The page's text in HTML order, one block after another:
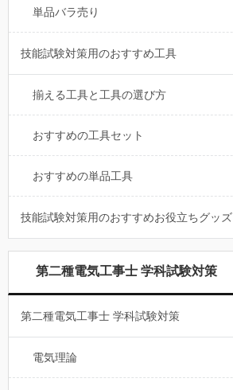
単品バラ売り
技能試験対策用のおすすめ工具
揃える工具と工具の選び方
おすすめの工具セット
おすすめの単品工具
技能試験対策用のおすすめお役立ちグッズ
第二種電気工事士 学科試験対策
第二種電気工事士 学科試験対策
電気理論